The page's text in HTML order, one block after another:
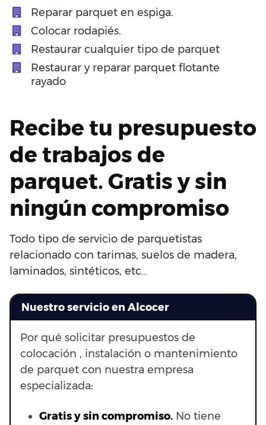
Reparar parquet en espiga.
Colocar rodapiés.
Restaurar cualquier tipo de parquet
Restaurar y reparar parquet flotante
rayado
Recibe tu presupuesto
de trabajos de
parquet. Gratis y sin
ningún compromiso
Todo tipo de servicio de parquetistas
relacionado con tarimas, suelos de madera,
laminados, sintéticos, etc…
Nuestro servicio en Alcocer
Por qué solicitar presupuestos de
colocación , instalación o mantenimiento
de parquet con nuestra empresa
especializada:
Gratis y sin compromiso. No tiene